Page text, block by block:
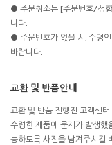
● 주문취소는 [주문번호/성
니다.
● 주문번호가 없을 시, 수령
바랍니다.
교환 및 반품안내
교환 및 반품 진행전 고객센
수령한 제품에 문제가 발생
능하도록 사진을 남겨주시길